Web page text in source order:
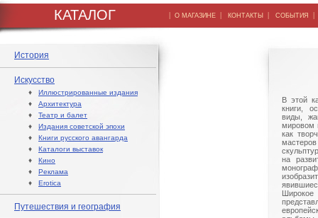
КАТАЛОГ | О МАГАЗИНЕ | КОНТАКТЫ | СОБЫТИЯ
История
Искусство
♦ Иллюстрированные издания
♦ Архитектура
♦ Театр и балет
♦ Издания советской эпохи
♦ Книги русского авангарда
♦ Каталоги выставок
♦ Кино
♦ Реклама
♦ Erotica
Путешествия и география
В этой
книги,
виды,
мировом
как
на